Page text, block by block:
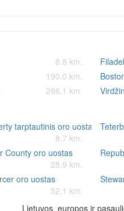
8.8 km.
190.0 km.
286.1 km.
tarptautinis oro uostas
8.7 km.
County oro uostas
28.9 km.
oro uostas
52.1 km.
Lietuvos, europos ir